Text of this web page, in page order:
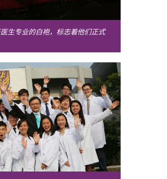
医生专业的白袍，标志着他们正式